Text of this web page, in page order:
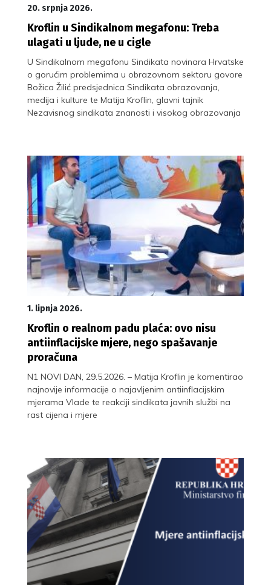
20. srpnja 2026.
Kroflin u Sindikalnom megafonu: Treba
ulagati u ljude, ne u cigle
U Sindikalnom megafonu Sindikata novinara Hrvatske
o gorućim problemima u obrazovnom sektoru govore
Božica Žilić predsjednica Sindikata obrazovanja,
medija i kulture te Matija Kroflin, glavni tajnik
Nezavisnog sindikata znanosti i visokog obrazovanja
1. lipnja 2026.
Kroflin o realnom padu plaća: ovo nisu
antiinflacijske mjere, nego spašavanje
proračuna
N1 NOVI DAN, 29.5.2026. – Matija Kroflin je komentirao
najnovije informacije o najavljenim antiinflacijskim
mjerama Vlade te reakciji sindikata javnih službi na
rast cijena i mjere